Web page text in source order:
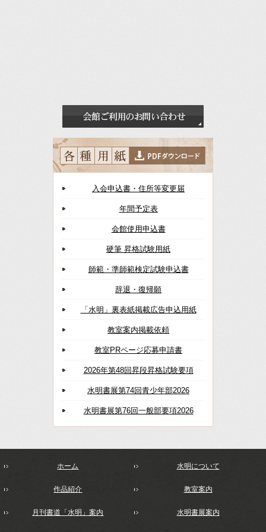
入会申込書・住所等変更届
年間予定表
会館使用申込書
硬筆 昇格試験用紙
師範・準師範検定試験申込書
辞退・復帰願
「水明」裏表紙掲載広告申込用紙
教室案内掲載依頼
教室PRページ応募申請書
2026年第48回昇段昇格試験要項
水明書展第74回青少年部2026
水明書展第76回一般部要項2026
ホーム 水明について
作品紹介 教室案内
月刊書道「水明」案内 水明書展案内